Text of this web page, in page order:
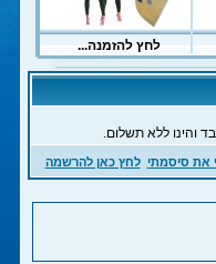
והינו ללא תשלום.
את סיסמתי לחץ כאן להרשמה